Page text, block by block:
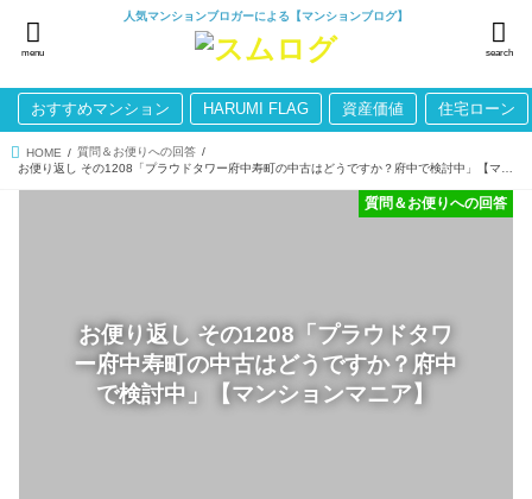
人気マンションブロガーによる【マンションブログ】
search
menu
おすすめマンション HARUMI FLAG 資産価値 住宅ローン
HOME
質問＆お便りへの回答
お便り返し その1208「プラウドタワ
ー府中寿町の中古はどうですか？府中
で検討中」【マンションマニア】
質問＆お便りへの回答